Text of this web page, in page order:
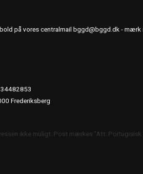
på vores centralmail bggd@bggd.dk - mærk
34482853
Frederiksberg
ikke muligt. Post mærkes "Att: